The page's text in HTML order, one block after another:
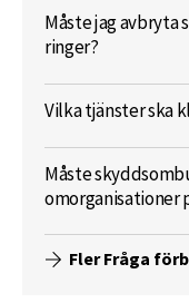
Måste jag avbryta
ringer?
Vilka tjänster ska
Måste
omorganisationer
Fler Fråga